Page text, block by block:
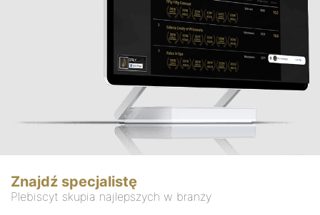
Znajdź specjalistę
Plebiscyt skupia najlepszych w branży